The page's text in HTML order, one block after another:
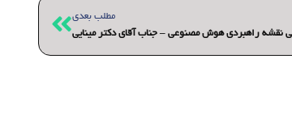
مطلب بعدی
راهبردی هوش مصنوعی – جناب آقای دکتر مینایی
بعدی